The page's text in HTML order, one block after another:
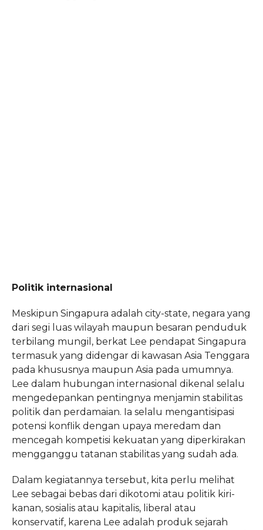
Politik internasional
Meskipun Singapura adalah city-state, negara yang
dari segi luas wilayah maupun besaran penduduk
terbilang mungil, berkat Lee pendapat Singapura
termasuk yang didengar di kawasan Asia Tenggara
pada khususnya maupun Asia pada umumnya.
Lee dalam hubungan internasional dikenal selalu
mengedepankan pentingnya menjamin stabilitas
politik dan perdamaian. Ia selalu mengantisipasi
potensi konflik dengan upaya meredam dan
mencegah kompetisi kekuatan yang diperkirakan
mengganggu tatanan stabilitas yang sudah ada.
Dalam kegiatannya tersebut, kita perlu melihat
Lee sebagai bebas dari dikotomi atau politik kiri-
kanan, sosialis atau kapitalis, liberal atau
konservatif, karena Lee adalah produk sejarah